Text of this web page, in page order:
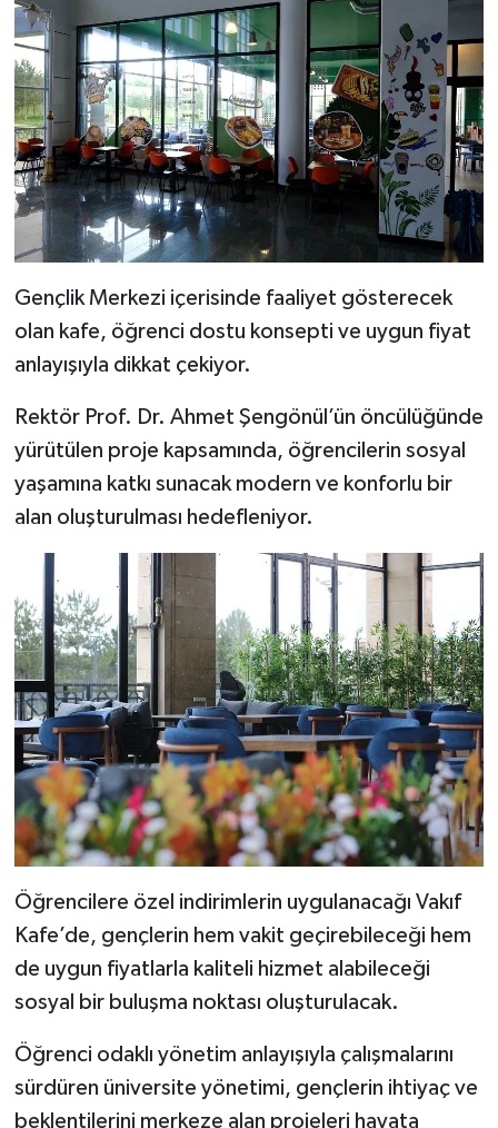
Gençlik Merkezi içerisinde faaliyet gösterecek
olan kafe, öğrenci dostu konsepti ve uygun fiyat
anlayışıyla dikkat çekiyor.
Rektör Prof. Dr. Ahmet Şengönül’ün öncülüğünde
yürütülen proje kapsamında, öğrencilerin sosyal
yaşamına katkı sunacak modern ve konforlu bir
alan oluşturulması hedefleniyor.
Öğrencilere özel indirimlerin uygulanacağı Vakıf
Kafe’de, gençlerin hem vakit geçirebileceği hem
de uygun fiyatlarla kaliteli hizmet alabileceği
sosyal bir buluşma noktası oluşturulacak.
Öğrenci odaklı yönetim anlayışıyla çalışmalarını
sürdüren üniversite yönetimi, gençlerin ihtiyaç ve
beklentilerini merkeze alan projeleri hayata